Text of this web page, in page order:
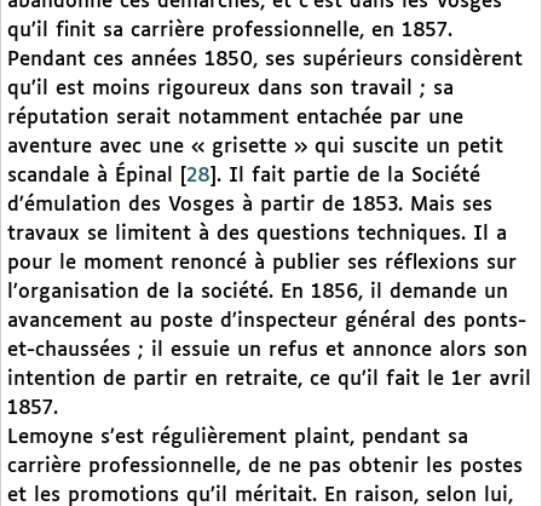
qu’il finit sa carrière professionnelle, en 1857.
Pendant ces années 1850, ses supérieurs considèrent
qu’il est moins rigoureux dans son travail ; sa
réputation serait notamment entachée par une
aventure avec une « grisette » qui suscite un petit
scandale à Épinal
28 . Il fait partie de la Société
d’émulation des Vosges à partir de 1853. Mais ses
travaux se limitent à des questions techniques. Il a
pour le moment renoncé à publier ses réflexions sur
l’organisation de la société. En 1856, il demande un
avancement au poste d’inspecteur général des ponts-
et-chaussées ; il essuie un refus et annonce alors son
intention de partir en retraite, ce qu’il fait le 1er avril
1857.
Lemoyne s’est régulièrement plaint, pendant sa
carrière professionnelle, de ne pas obtenir les postes
et les promotions qu’il méritait. En raison, selon lui,